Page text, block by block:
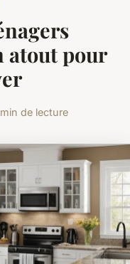
atout pour
de lecture